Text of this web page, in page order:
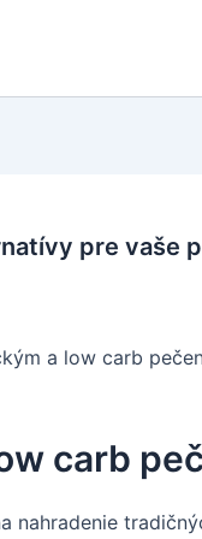
pre vaše
a low carb
carb